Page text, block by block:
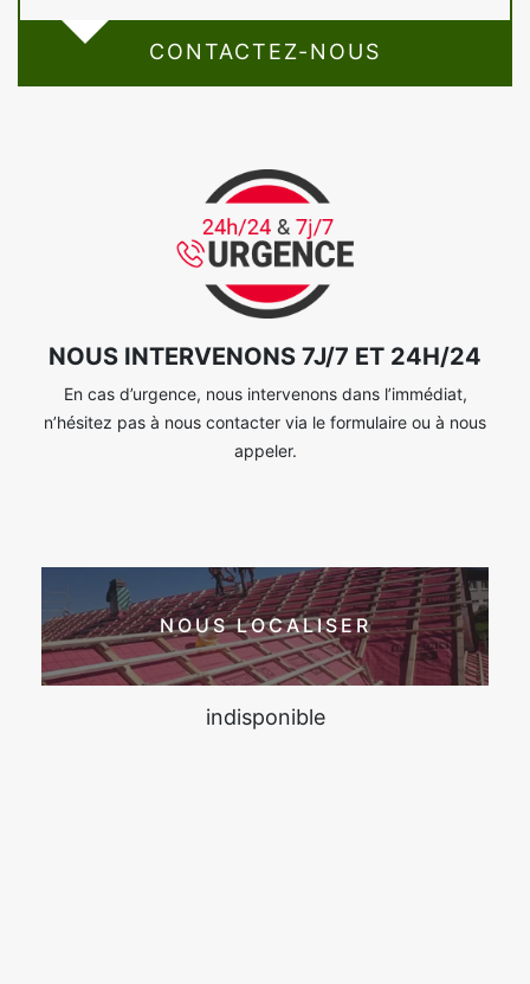
CONTACTEZ-NOUS
NOUS INTERVENONS 7J/7 ET 24H/24
En cas d’urgence, nous intervenons dans l’immédiat,
n’hésitez pas à nous contacter via le formulaire ou à nous
appeler.
NOUS LOCALISER
indisponible